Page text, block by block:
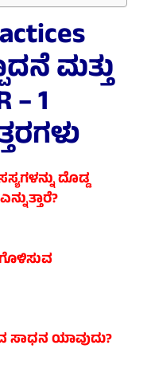
ಮತ್ತು
1
ದೊಡ್ಡ
ಸಾಧನ ಯಾವುದು?